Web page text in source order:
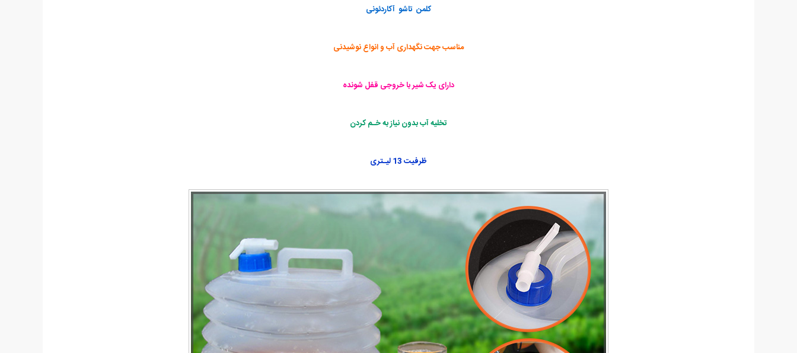
کلمن تاشو آکاردئونی
مناسب جهت نگهداری آب و انواع نوشیدنی
دارای یک شیر با خروجی قفل شونده
تخلیه آب بدون نیاز به خـم کردن
ظرفیت 13 لیـتری